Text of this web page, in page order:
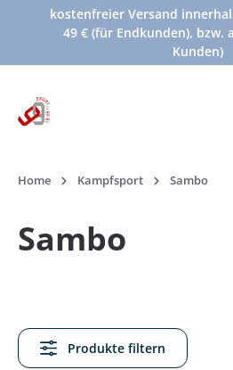
Zum Hauptinhalt springen
kostenfreier Versand
49 € (für Endkunden), bzw.
Kunden)
Home Kampfsport Sambo
Sambo
Produkte filtern